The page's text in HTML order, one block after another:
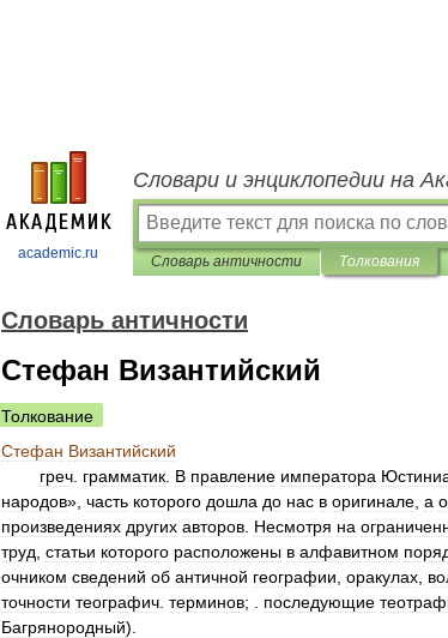
academic.ru
Словари и энциклопедии на
Словарь античности Толкования
Словарь античности
Стефан Византийский
Толкование
Стефан Византийский
греч грамматик В правление императора
народов», часть которого дошла до нас в оригинале а
произведениях других авторов Несмотря на
труд статьи которого расположены в алфавитном
очником сведений об античной географии оракулах
точности теографич терминов; . последующие
Багрянородный).